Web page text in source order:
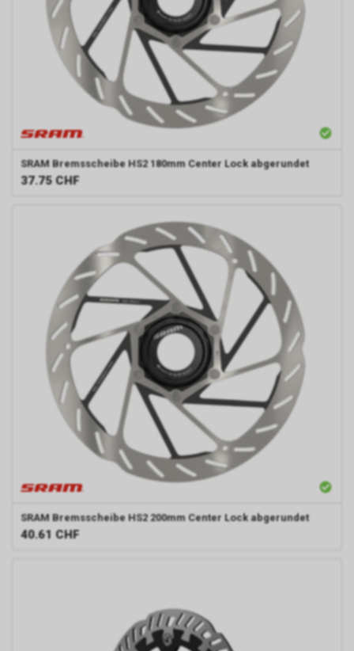
SRAM Bremsscheibe HS2 180mm Center Lock abgerundet
37.75 CHF
SRAM Bremsscheibe HS2 200mm Center Lock abgerundet
40.61 CHF